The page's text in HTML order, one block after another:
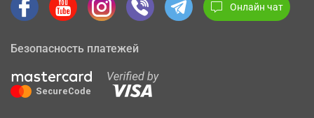
Онлайн чат
Безопасность платежей